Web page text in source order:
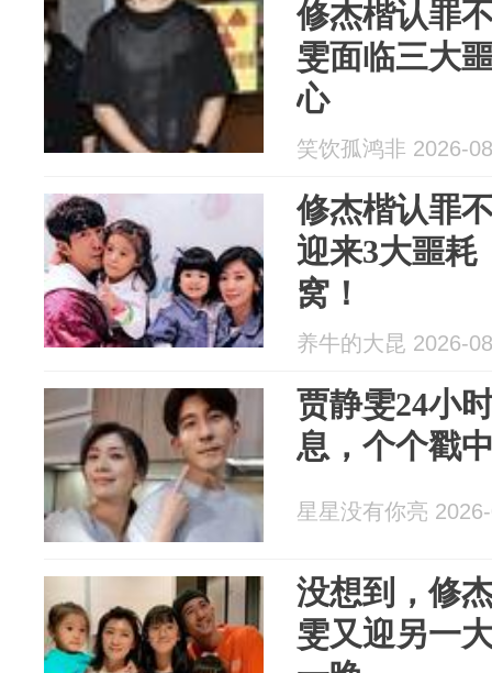
修杰楷认罪
雯面临三大
心
笑饮孤鸿非 2026-
修杰楷认罪
迎来3大噩耗
窝！
养牛的大昆 2026-
贾静雯24小
息，个个戳
星星没有你亮
没想到，修
雯又迎另一